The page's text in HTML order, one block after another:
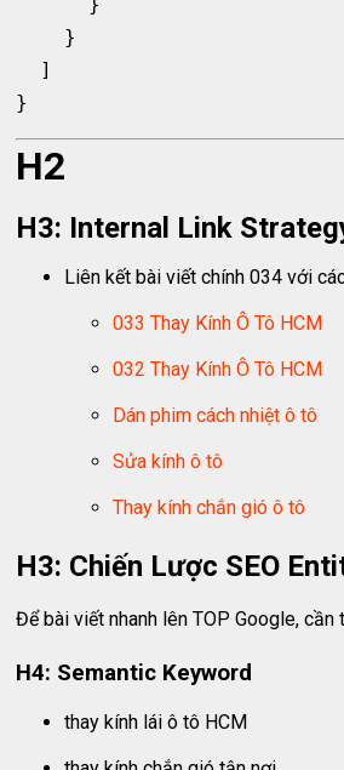
    }
  ]
H2
H3: Internal Link
Liên kết bài viết chính 034 với
033 Thay Kính Ô Tô HCM
032 Thay Kính Ô Tô HCM
Dán phim cách nhiệt ô tô
Sửa kính ô tô
Thay kính chắn gió ô tô
H3: Chiến Lược SEO
Để bài viết nhanh lên TOP Google, cần
H4: Semantic Keyword
thay kính lái ô tô HCM